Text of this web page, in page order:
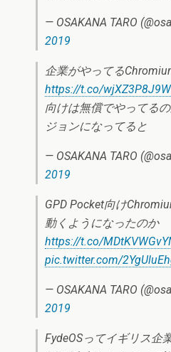
— OSAKANA TARO
2019
企業がやってる
https://t.co/wjXZ3P8J9W
向けは無償でやってる
ジョンになってると
— OSAKANA TARO
2019
GPD Pocket向け
動くようになったのか
https://t.co/
pic.twitter.com/
— OSAKANA TARO
2019
FydeOSってイギリス企